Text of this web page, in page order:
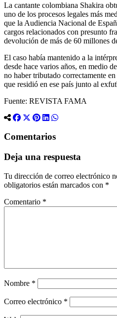
La cantante colombiana Shakira
uno de los procesos legales más
que la Audiencia Nacional de
cargos relacionados con presunto
devolución de más de 60 millones
El caso había mantenido a la
desde hace varios años, en medio
no haber tributado correctamente
que residió en ese país junto al
Fuente: REVISTA FAMA
Comentarios
Deja una respuesta
Tu dirección de correo electrónico
obligatorios están marcados con *
Comentario *
Nombre *
Correo electrónico *